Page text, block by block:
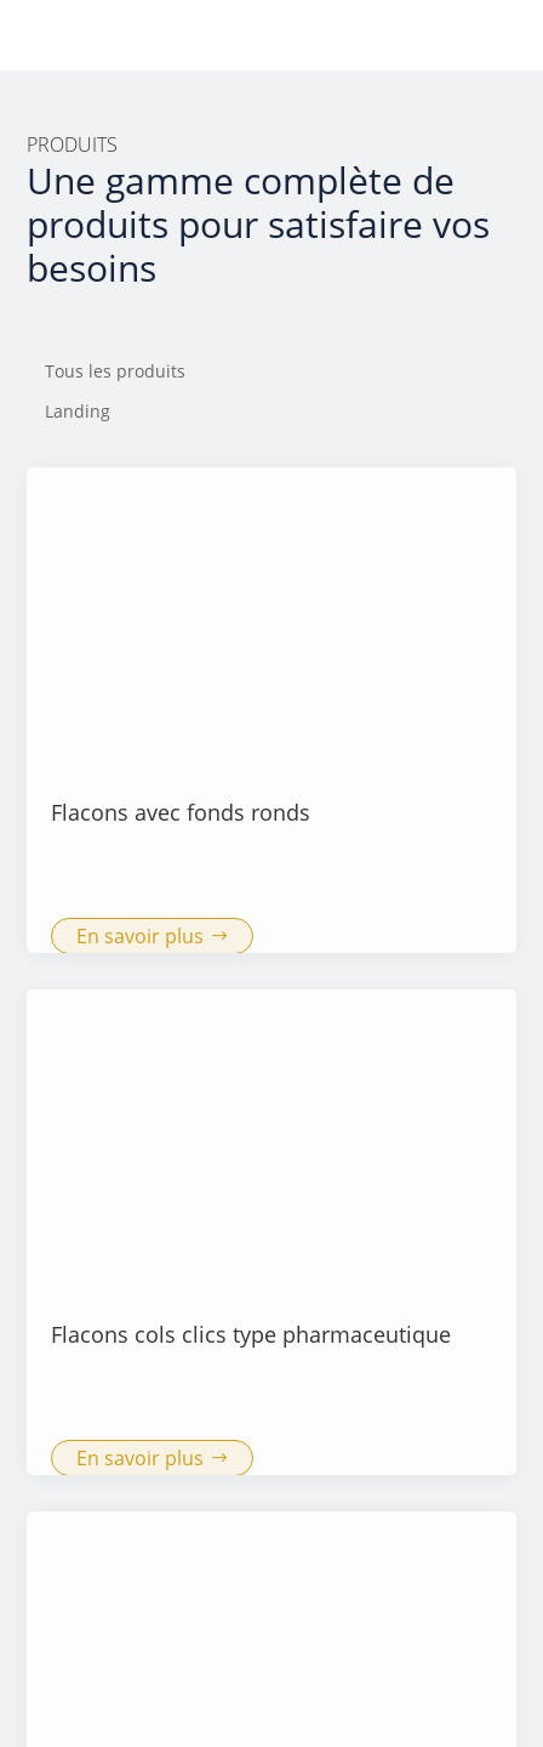
PRODUITS
Une gamme complète de
produits pour satisfaire vos
besoins
Tous les produits
Landing
Flacons avec fonds ronds
En savoir plus
Flacons cols clics type pharmaceutique
En savoir plus